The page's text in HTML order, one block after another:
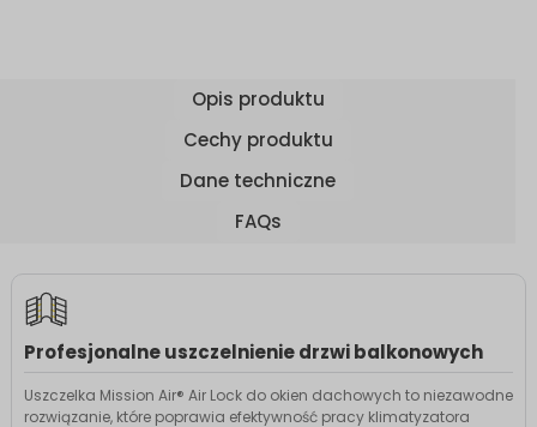
Opis produktu
Cechy produktu
Dane techniczne
FAQs
Profesjonalne uszczelnienie drzwi balkonowych
Uszczelka Mission Air® Air Lock do okien dachowych to niezawodne
rozwiązanie, które poprawia efektywność pracy klimatyzatora